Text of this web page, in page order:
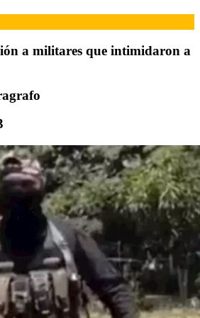
a militares que intimidaron a